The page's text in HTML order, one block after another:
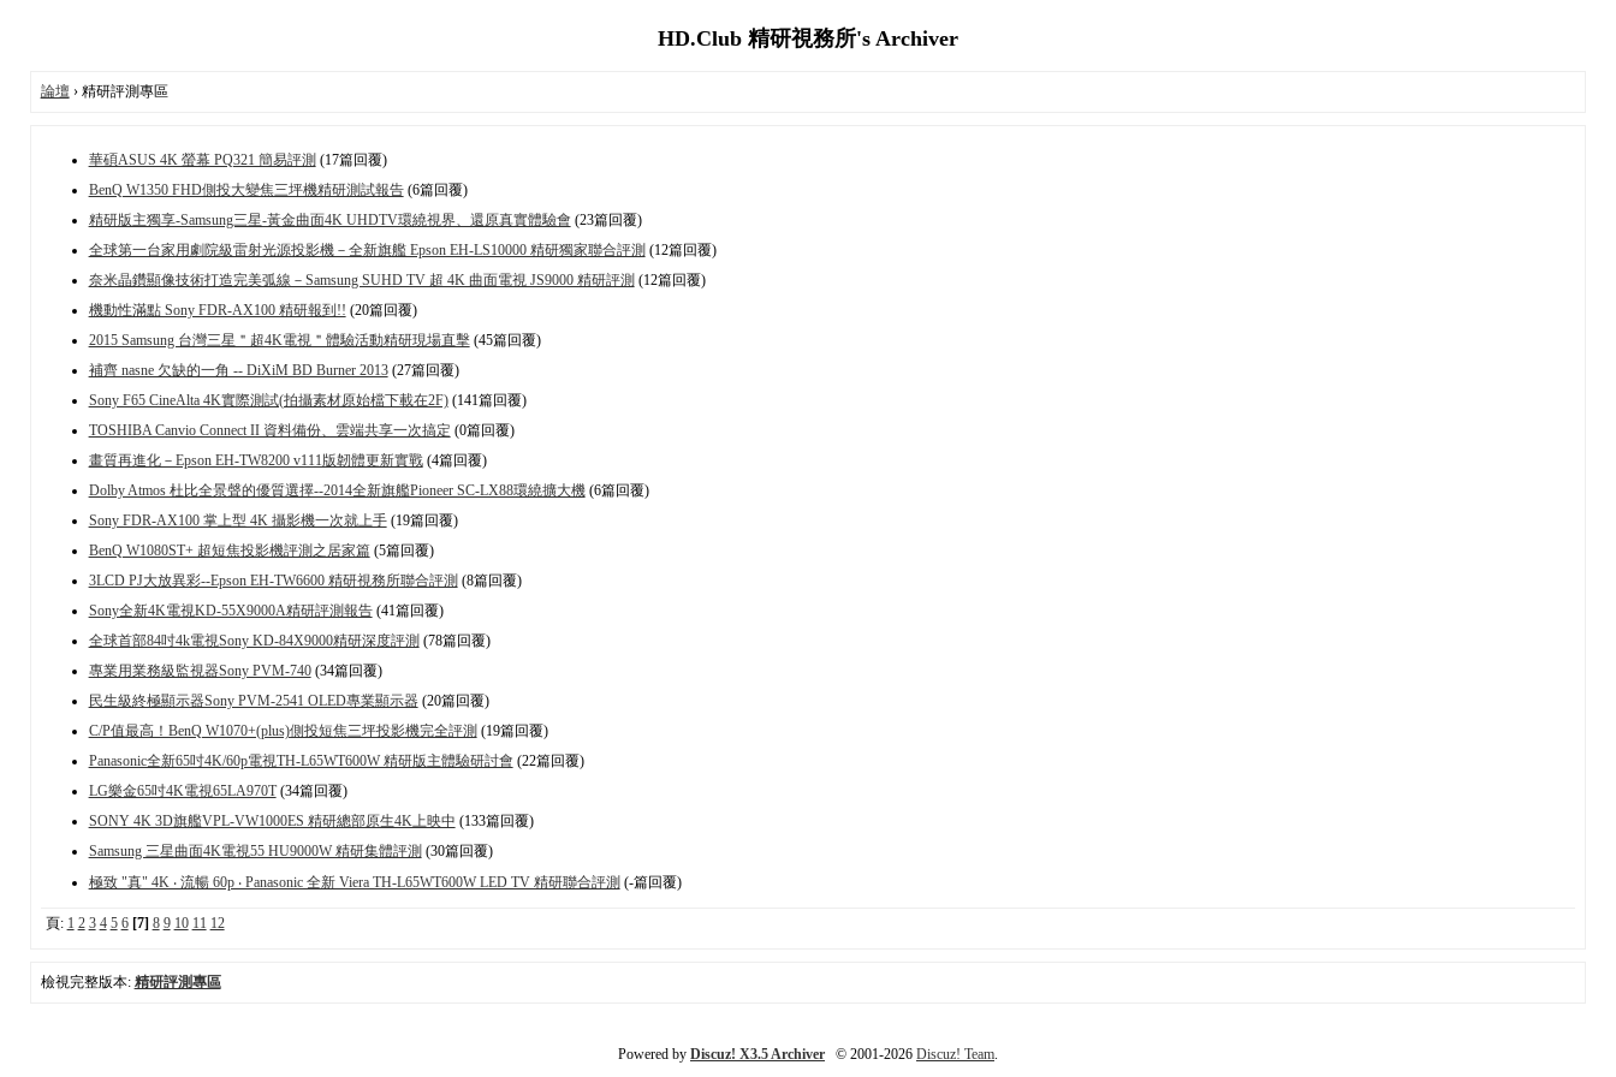
HD.Club 精研視務所's Archiver
論壇› 精研評測專區
華碩ASUS 4K 螢幕 PQ321 簡易評測 (17篇回覆)
BenQ W1350 FHD側投大變焦三坪機精研測試報告(6篇回覆)
精研版主獨享-Samsung三星-黃金曲面4K UHDTV環繞視界、還原真實體驗會 (23篇回覆)
全球第一台家用劇院級雷射光源投影機－全新旗艦 Epson EH-LS10000 精研獨家聯合評測 (12篇回覆)
奈米晶鑽顯像技術打造完美弧線－Samsung SUHD TV 超 4K 曲面電視 JS9000 精研評測 (12篇回覆)
機動性滿點 Sony FDR-AX100 精研報到!! (20篇回覆)
2015 Samsung 台灣三星＂超4K電視＂體驗活動精研現場直擊(45篇回覆)
補齊 nasne 欠缺的一角 -- DiXiM BD Burner 2013(27篇回覆)
Sony F65 CineAlta 4K實際測試(拍攝素材原始檔下載在2F)(141篇回覆)
TOSHIBA Canvio Connect II 資料備份、雲端共享一次搞定 (0篇回覆)
畫質再進化－Epson EH-TW8200 v111版韌體更新實戰(4篇回覆)
Dolby Atmos 杜比全景聲的優質選擇--2014全新旗艦Pioneer SC-LX88環繞擴大機(6篇回覆)
Sony FDR-AX100 掌上型 4K 攝影機一次就上手(19篇回覆)
BenQ W1080ST+ 超短焦投影機評測之居家篇(5篇回覆)
3LCD PJ大放異彩--Epson EH-TW6600 精研視務所聯合評測 (8篇回覆)
Sony全新4K電視KD-55X9000A精研評測報告(41篇回覆)
全球首部84吋4k電視Sony KD-84X9000精研深度評測 (78篇回覆)
專業用業務級監視器Sony PVM-740(34篇回覆)
民生級終極顯示器Sony PVM-2541 OLED專業顯示器(20篇回覆)
C/P值最高！BenQ W1070+(plus)側投短焦三坪投影機完全評測 (19篇回覆)
Panasonic全新65吋4K/60p電視TH-L65WT600W 精研版主體驗研討會 (22篇回覆)
LG樂金65吋4K電視65LA970T(34篇回覆)
SONY 4K 3D旗艦VPL-VW1000ES 精研總部原生4K上映中 (133篇回覆)
Samsung 三星曲面4K電視55 HU9000W 精研集體評測 (30篇回覆)
極致 "真" 4K ‧ 流暢 60p ‧ Panasonic 全新 Viera TH-L65WT600W LED TV 精研聯合評測 (-篇回覆)
頁: 1 2 3 4 5 6 [7] 8 9 10 11 12
檢視完整版本: 精研評測專區
Powered by Discuz! X3.5 Archiver © 2001-2026 Discuz! Team.